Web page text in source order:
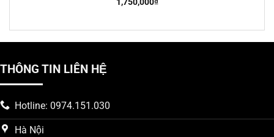
Rượu ngựa song mã ôm châu Noble Cognac
1. Đặc điểm nổi bật của rượu
THÔNG TIN LIÊN HỆ
Hotline: 0974.151.030
Hà Nội